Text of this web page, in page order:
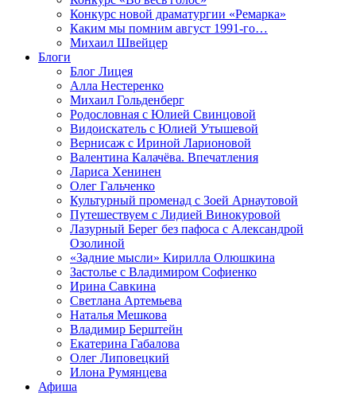
Конкурс новой драматургии «Ремарка»
Каким мы помним август 1991-го…
Михаил Швейцер
Блоги
Блог Лицея
Алла Нестеренко
Михаил Гольденберг
Родословная с Юлией Свинцовой
Видоискатель с Юлией Утышевой
Вернисаж с Ириной Ларионовой
Валентина Калачёва. Впечатления
Лариса Хенинен
Олег Гальченко
Культурный променад с Зоей Арнаутовой
Путешествуем с Лидией Винокуровой
Лазурный Берег без пафоса с Александрой
Озолиной
«Задние мысли» Кирилла Олюшкина
Застолье с Владимиром Софиенко
Ирина Савкина
Светлана Артемьева
Наталья Мешкова
Владимир Берштейн
Екатерина Габалова
Олег Липовецкий
Илона Румянцева
Афиша